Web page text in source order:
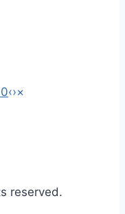
‹›×
reserved.